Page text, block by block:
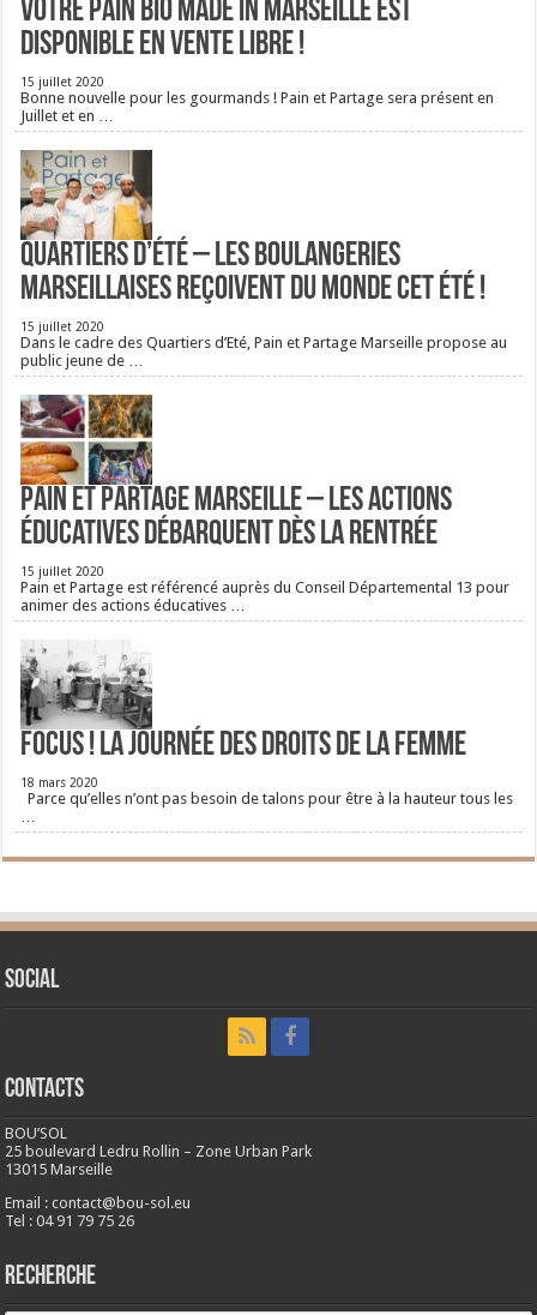
Votre pain bio Made in Marseille est
disponible en vente libre !
15 juillet 2020
Bonne nouvelle pour les gourmands ! Pain et Partage sera présent en
Juillet et en …
Quartiers d’été – Les boulangeries
Marseillaises reçoivent du monde cet été !
15 juillet 2020
Dans le cadre des Quartiers d’Eté, Pain et Partage Marseille propose au
public jeune de …
Pain et Partage Marseille – Les actions
éducatives débarquent dès la rentrée
15 juillet 2020
Pain et Partage est référencé auprès du Conseil Départemental 13 pour
animer des actions éducatives …
FOCUS ! La journée des droits de la femme
18 mars 2020
Parce qu’elles n’ont pas besoin de talons pour être à la hauteur tous les
…
Social
CONTACTS
BOU’SOL
25 boulevard Ledru Rollin – Zone Urban Park
13015 Marseille
Email : contact@bou-sol.eu
Tel : 04 91 79 75 26
RECHERCHE